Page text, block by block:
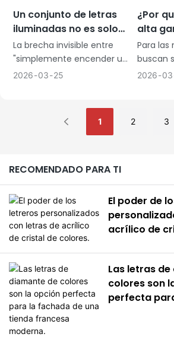
Un conjunto de letras
iluminadas no es solo
decoración.
La brecha invisible entre
"simplemente encender un
cigarrillo" y la impresión de
2026 03 25
¿Por
alta
letras
Para las
buscan
2026 03
1 2 3
RECOMENDADO PARA TI
El poder de
acrílico de
Las letras
colores son
perfecta